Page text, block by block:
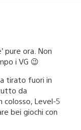
pure ora. Non
i VG 😉
tirato fuori in
da
colosso, Level-5
bei giochi con